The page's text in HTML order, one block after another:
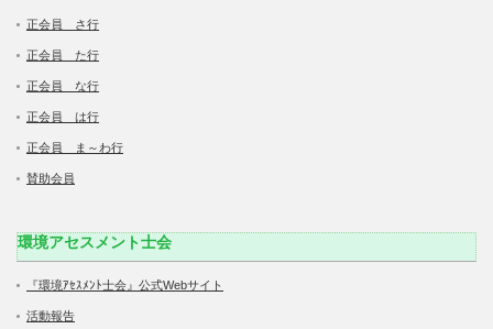
正会員 さ行
正会員 た行
正会員 な行
正会員 は行
正会員 ま～わ行
賛助会員
環境アセスメント士会
『環境ｱｾｽﾒﾝﾄ士会』公式Webサイト
活動報告